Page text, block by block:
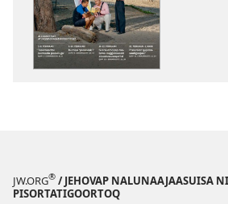
JW.ORG® / JEHOVAP NALUNAAJAASUISA
PISORTATIGOORTOQ